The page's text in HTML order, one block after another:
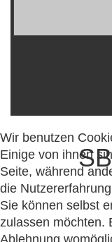
Wir benutzen
Einige von ihnen
Seite, während
die
Sie können selbst
zulassen möchten.
Ablehnung